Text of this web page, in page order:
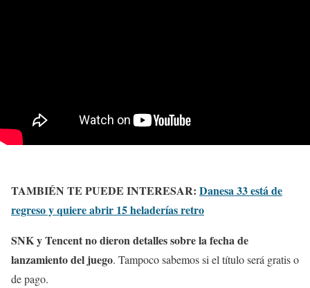
TAMBIÉN TE PUEDE INTERESAR: Danesa 33 está de
regreso y quiere abrir 15 heladerías retro
SNK y Tencent no dieron detalles sobre la fecha de
lanzamiento del juego. Tampoco sabemos si el título será gratis o
de pago.